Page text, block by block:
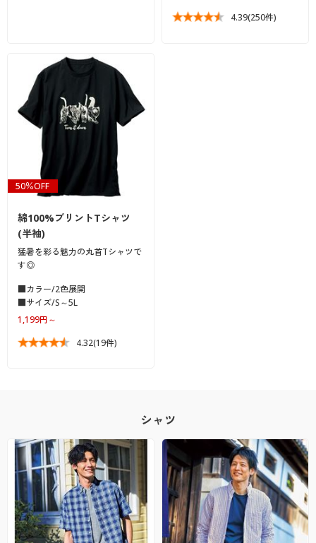
4.39(250件)
50％OFF
綿100%プリントTシャツ
(半袖)
猛暑を彩る魅力の丸首Tシャツで
す◎
■カラー/2色展開
■サイズ/S～5L
1,199円～
4.32(19件)
シャツ